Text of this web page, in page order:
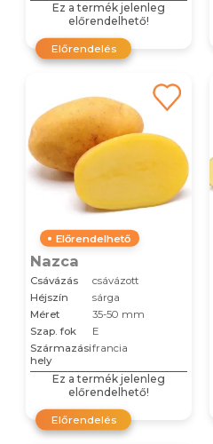
Ez a termék jelenleg
előrendelhető!
Előrendelés
Előrendelhető
Nazca
Csávázás
csávázott
Héjszín
sárga
Méret
35-50 mm
Szap. fok
E
Származási
hely
francia
Ez a termék jelenleg
előrendelhető!
Előrendelés